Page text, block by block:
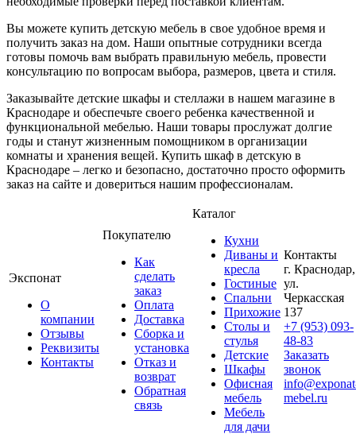
Вы можете купить детскую мебель в свое удобное время и
получить заказ на дом. Наши опытные сотрудники всегда
готовы помочь вам выбрать правильную мебель, провести
консультацию по вопросам выбора, размеров, цвета и стиля.
Заказывайте детские шкафы и стеллажи в нашем магазине в
Краснодаре и обеспечьте своего ребенка качественной и
функциональной мебелью. Наши товары прослужат долгие
годы и станут жизненным помощником в организации
комнаты и хранения вещей. Купить шкаф в детскую в
Краснодаре – легко и безопасно, достаточно просто оформить
заказ на сайте и довериться нашим профессионалам.
Экспонат
О
компании
Отзывы
Реквизиты
Контакты
Покупателю
Как
сделать
заказ
Оплата
Доставка
Сборка и
установка
Отказ и
возврат
Обратная
связь
Каталог
Кухни
Диваны и
кресла
Гостиные
Спальни
Прихожие
Столы и
стулья
Детские
Шкафы
Офисная
мебель
Мебель
для дачи
Контакты
г. Краснодар,
ул.
Черкасская
137
+7 (953) 093-
48-83
Заказать
звонок
mebel.ru